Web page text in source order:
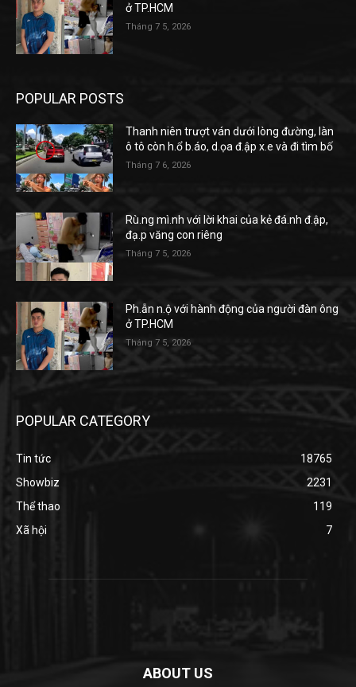
ở TP.HCM
Tháng 7 5, 2026
POPULAR POSTS
Thanh niên trượt ván dưới lòng đường, làn
ô tô còn h.ổ b.áo, d.ọa đ.ập x.e và đi tìm bố
Tháng 7 6, 2026
Rù.ng mì.nh với lời khai của kẻ đá.nh đ.ập,
đạ.p văng con riêng
Tháng 7 5, 2026
Ph.ẫn n.ộ với hành động của người đàn ông
ở TP.HCM
Tháng 7 5, 2026
POPULAR CATEGORY
Tin tức
18765
Showbiz
2231
Thể thao
119
Xã hội
7
ABOUT US